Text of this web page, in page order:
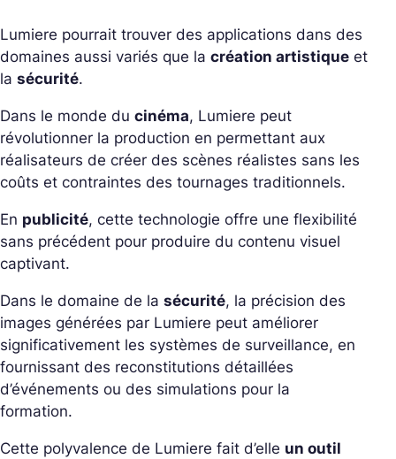
Lumiere pourrait trouver des applications dans des
domaines aussi variés que la création artistique et
la sécurité.
Dans le monde du cinéma, Lumiere peut
révolutionner la production en permettant aux
réalisateurs de créer des scènes réalistes sans les
coûts et contraintes des tournages traditionnels.
En publicité, cette technologie offre une flexibilité
sans précédent pour produire du contenu visuel
captivant.
Dans le domaine de la sécurité, la précision des
images générées par Lumiere peut améliorer
significativement les systèmes de surveillance, en
fournissant des reconstitutions détaillées
d’événements ou des simulations pour la
formation.
Cette polyvalence de Lumiere fait d’elle un outil